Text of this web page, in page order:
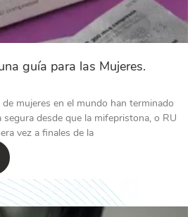
guía para las Mujeres.
mujeres en el mundo han terminado
desde que la mifepristona, o RU
vez a finales de la